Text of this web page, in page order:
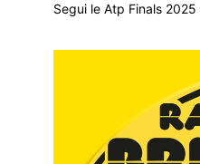
Segui le Atp Finals